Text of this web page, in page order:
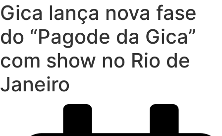
Gica lança nova fase
do “Pagode da Gica”
com show no Rio de
Janeiro